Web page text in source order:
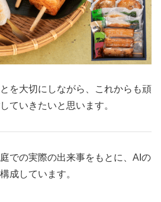
を大切にしながら、これからも頑
ていきたいと思います。
での実際の出来事をもとに、AIの
成しています。